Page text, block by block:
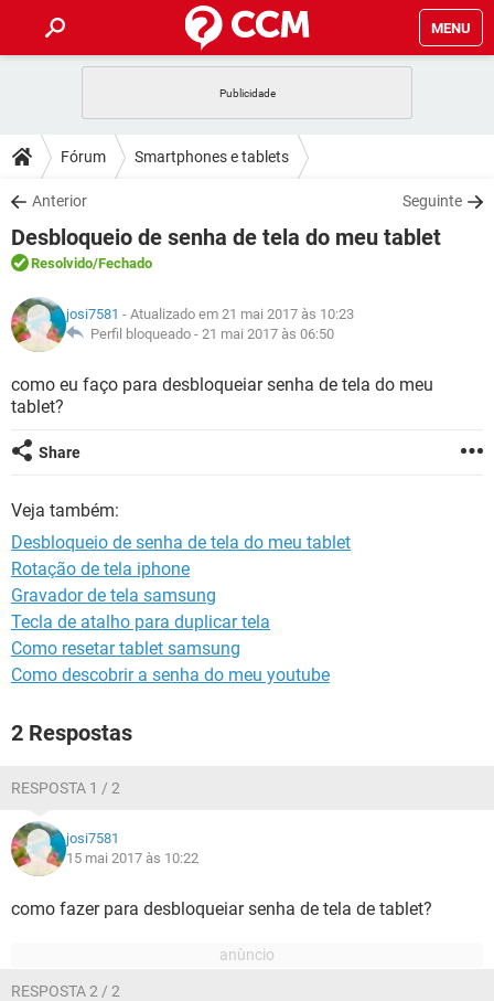
MENU
CELULAR FACEBOOK
OUTLOOK
INSTAGRAM GMAIL
GUIA DE COMPRAS
DICAS
JOGOS WHATSAPP
OUTLOOK
INSTAGRAM
GUIA DE COMPRAS
DOWNLOADS
JOGOS WHATSAPP
CELULAR
OUTLOOK EXCEL
INSTAGRAM
GUIA DE COMPRAS
FÓRUM
JOGOS
CELULAR FACEBOOK
INSTAGRAM
GUIA DE COMPRAS
GLOSSÁRIO
JOGOS
CELULAR FACEBOOK
INSTAGRAM
GUIA DE COMPRAS
Fórum Smartphones e tablets
Anterior Seguinte
Desbloqueio de senha de tela do meu tablet
Resolvido/Fechado
josi7581 - Atualizado em 21 mai 2017 às 10:23
Perfil bloqueado - 21 mai 2017 às 06:50
como eu faço para desbloqueiar senha de tela do meu
tablet?
Share
Veja também:
Desbloqueio de senha de tela do meu tablet
Rotação de tela iphone
Gravador de tela samsung
Tecla de atalho para duplicar tela
Como resetar tablet samsung
Como descobrir a senha do meu youtube
2 Respostas
RESPOSTA 1 / 2
josi7581
15 mai 2017 às 10:22
como fazer para desbloqueiar senha de tela de tablet?
RESPOSTA 2 / 2